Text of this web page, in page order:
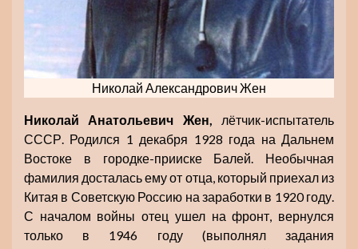
Николай Александрович Жен
Николай Анатольевич Жен, лётчик-испытатель
СССР. Родился 1 декабря 1928 года на Дальнем
Востоке в городке-прииске Балей. Необычная
фамилия досталась ему от отца, который приехал из
Китая в Советскую Россию на заработки в 1920 году.
С началом войны отец ушел на фронт, вернулся
только в 1946 году (выполнял задания